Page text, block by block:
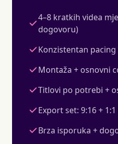
4–8 kratkih videa
dogovoru)
Konzistentan
Montaža + osnovni
Titlovi po potrebi +
Export set: 9:16 +
Brza isporuka +